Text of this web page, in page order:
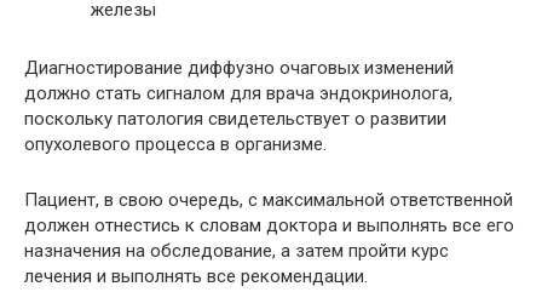
железы
Диагностирование диффузно очаговых изменений
должно стать сигналом для врача эндокринолога,
поскольку патология свидетельствует о развитии
опухолевого процесса в организме.
Пациент, в свою очередь, с максимальной ответственной
должен отнестись к словам доктора и выполнять все его
назначения на обследование, а затем пройти курс
лечения и выполнять все рекомендации.